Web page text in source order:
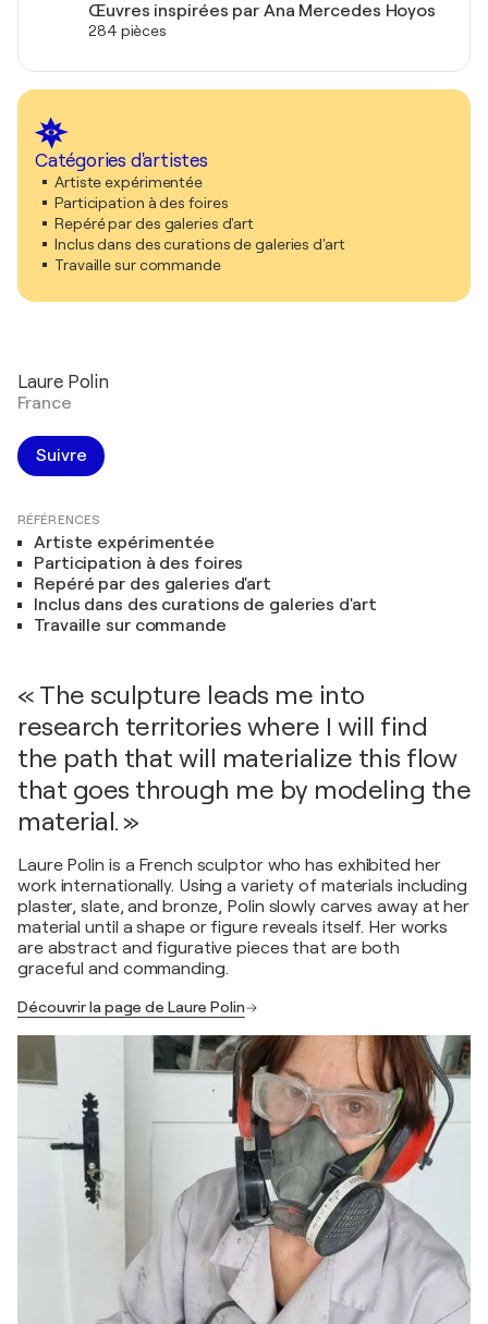
Œuvres inspirées par Ana Mercedes Hoyos
284 pièces
Catégories d'artistes
Artiste expérimentée
Participation à des foires
Repéré par des galeries d'art
Inclus dans des curations de galeries d'art
Travaille sur commande
Laure Polin
France
Suivre
RÉFÉRENCES
Artiste expérimentée
Participation à des foires
Repéré par des galeries d'art
Inclus dans des curations de galeries d'art
Travaille sur commande
« The sculpture leads me into
research territories where I will find
the path that will materialize this flow
that goes through me by modeling the
material. »
Laure Polin is a French sculptor who has exhibited her
work internationally. Using a variety of materials including
plaster, slate, and bronze, Polin slowly carves away at her
material until a shape or figure reveals itself. Her works
are abstract and figurative pieces that are both
graceful and commanding.
Découvrir la page de Laure Polin